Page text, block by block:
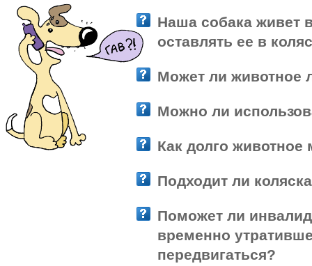
.
Наша собака живет
оставлять ее в
Может ли животное
Можно ли
Как долго животное
Подходит ли
Поможет ли
временно
передвигаться?